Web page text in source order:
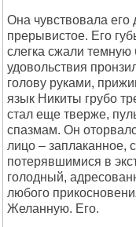
Она чувствовала его
прерывистое. Его
слегка сжали темную
удовольствия
голову руками,
язык Никиты грубо
стал еще тверже,
спазмам. Он
лицо – заплаканное,
потерявшимися в
голодный,
любого
Желанную. Его.